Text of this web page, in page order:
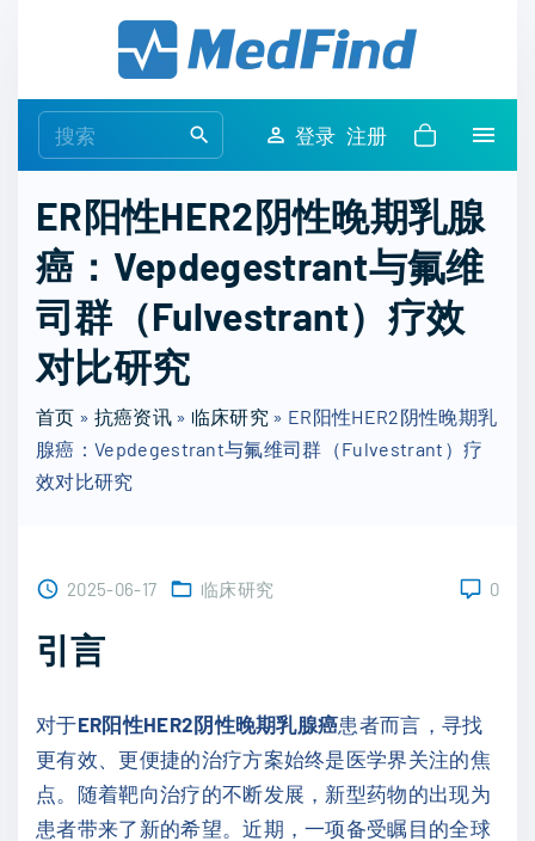
e
r
c
h
f
:
登录 注册
ER阳性HER2阴性晚期乳腺
癌：Vepdegestrant与氟维
司群（Fulvestrant）疗效
对比研究
首页 » 抗癌资讯» 临床研究 » ER阳性HER2阴性晚期乳
腺癌：Vepdegestrant与氟维司群（Fulvestrant）疗
效对比研究
2025-06-17 临床研究 0
引言
对于ER阳性HER2阴性晚期乳腺癌患者而言，寻找
更有效、更便捷的治疗方案始终是医学界关注的焦
点。随着靶向治疗的不断发展，新型药物的出现为
患者带来了新的希望。近期，一项备受瞩目的全球